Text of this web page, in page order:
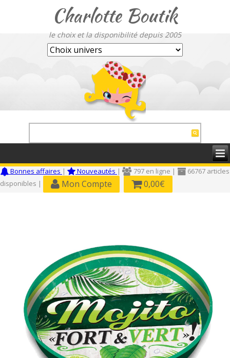
Charlotte Boutik
le choix et la disponibilité depuis 2005
Bonnes affaires | Nouveautés | 797 en ligne |
66767 articles
disponibles |
Mon Compte 0,00€